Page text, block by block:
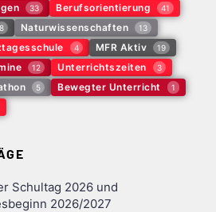
33 Berufsorientierung 41
8 Naturwissenschaften 13
4 MFR Aktiv 19
12 Unterrichtszeiten 3
5 Bewegter Unterricht 1
Schultag 2026 und
2026/2027